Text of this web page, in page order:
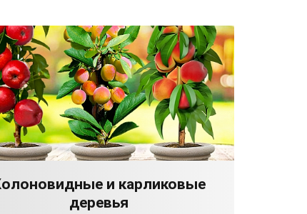
и карликовые
деревья